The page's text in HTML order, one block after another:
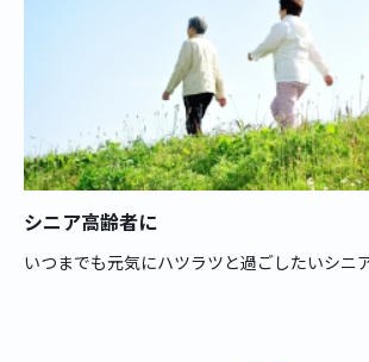
シニア高齢者に
いつまでも元気にハツラツと過ごしたいシニ